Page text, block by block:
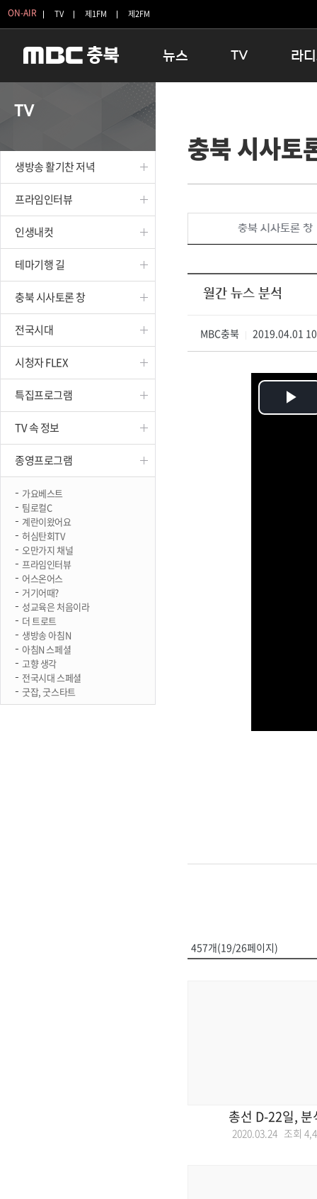
ON-AIR TV 제1FM 제2FM
뉴스
보은
옥천
TV
인생내컷
테마기행 길
시청자 FLEX
특집프로그램
종영프로그램
라
16:00
우리 고
TV
생방송 활기찬 저녁
프라임인터뷰
인생내컷
테마기행 길
충북 시사토론 창
전국시대
시청자 FLEX
특집프로그램
TV 속 정보
종영프로그램
가요베스트
팀로컬C
계란이왔어요
허심탄회TV
오만가지 채널
프라임인터뷰
어스온어스
거기어때?
성교육은 처음이라
더 트로트
생방송 아침N
아침N 스페셜
고향 생각
전국시대 스페셜
굿잡, 굿스타트
충북 시사토
충북 시사토론 창
월간 뉴스 분석
MBC충북 2019.04.01
457개(19/26페이지)
총선 D-22일, 분
2020.03.24 조회